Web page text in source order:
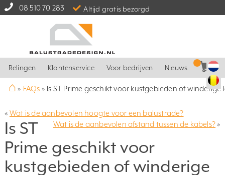
08 510 70 283 Altijd gratis bezorgd
Relingen Klantenservice Voor bedrijven Nieuws
⌂ » FAQs » Is ST Prime geschikt voor kustgebieden of winderige
« Wat is de aanbevolen hoogte voor een balustrade?
Wat is de aanbevolen afstand tussen de kabels?»
Is ST
Prime geschikt voor
kustgebieden of winderige